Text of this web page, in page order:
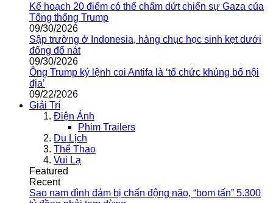
Kế hoạch 20 điểm có thể chấm dứt chiến sự Gaza của
Tổng thống Trump
09/30/2026
Sập trường ở Indonesia, hàng chục học sinh kẹt dưới
đống đổ nát
09/30/2026
Ông Trump ký lệnh coi Antifa là ‘tổ chức khủng bố nội
địa’
09/22/2026
Giải Trí
Điện Ảnh
Phim Trailers
Du Lịch
Thể Thao
Vui Lạ
Featured
Recent
Sao nam đình đám bị chấn động não, “bom tấn” 5.300